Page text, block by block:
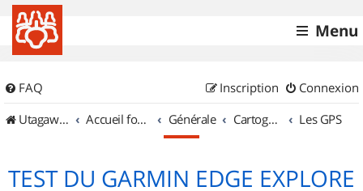
Menu
FAQ Connexion
Inscription
UtagawaVTT (Randos VTT et VTTAE avec traces GPS)
Accueil forum Générale Cartographie et GPS Les GPS
TEST DU GARMIN EDGE EXPLORE